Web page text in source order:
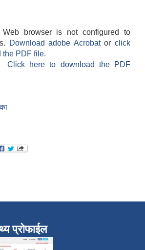
Web browser is not configured to
Download adobe Acrobatorclick
the PDF file.
Click here to download the PDF
प्रोफाईल